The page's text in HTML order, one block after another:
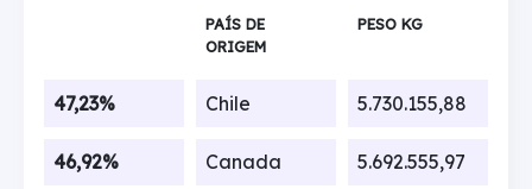
PAÍS DE
ORIGEM
PESO KG
47,23% Chile 5.730.155,88
46,92% Canada 5.692.555,97